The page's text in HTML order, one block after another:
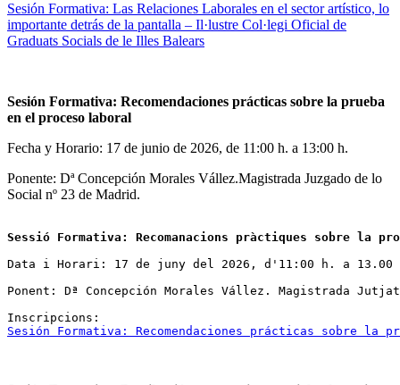
Sesión Formativa: Las Relaciones Laborales en el sector artístico, lo
importante detrás de la pantalla – Il·lustre Col·legi Oficial de
Graduats Socials de le Illes Balears
Sesión Formativa: Recomendaciones prácticas sobre la prueba
en el proceso laboral
Fecha y Horario: 17 de junio de 2026, de 11:00 h. a 13:00 h.
Ponente: Dª Concepción Morales Vállez.Magistrada Juzgado de lo
Social nº 23 de Madrid.
Sessió Formativa: Recomanacions pràctiques sobre la
Data i Horari: 17 de juny del 2026, d'11:00 h. a 13.00
Ponent: Dª Concepción Morales Vállez. Magistrada
Sesión Formativa: Recomendaciones prácticas